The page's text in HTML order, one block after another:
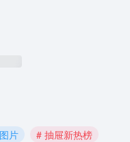
片
# 抽屉新热榜